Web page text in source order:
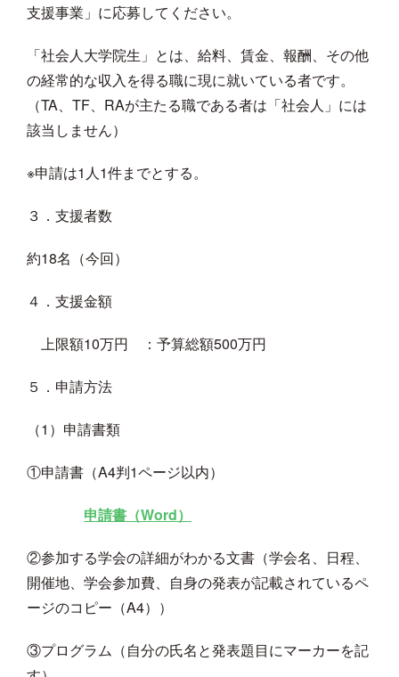
支援事業」に応募してください。
「社会人大学院生」とは、給料、賃金、報酬、その他
の経常的な収入を得る職に現に就いている者です。
（TA、TF、RAが主たる職である者は「社会人」には
該当しません）
※申請は1人1件までとする。
３．支援者数
約18名（今回）
４．支援金額
上限額10万円 ：予算総額500万円
５．申請方法
（1）申請書類
①申請書（A4判1ページ以内）
申請書（Word）
②参加する学会の詳細がわかる文書（学会名、日程、
開催地、学会参加費、自身の発表が記載されているペ
ージのコピー（A4））
③プログラム（自分の氏名と発表題目にマーカーを記